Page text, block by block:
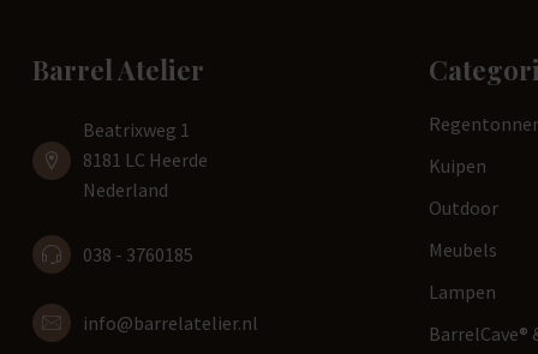
Barrel Atelier
Beatrixweg 1
8181 LC Heerde
Nederland
038 - 3760185
info@barrelatelier.nl
Kuipen
Outdoor
Meubels
Lampen
BarrelCave®